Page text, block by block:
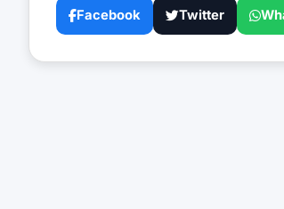
Facebook Twitter